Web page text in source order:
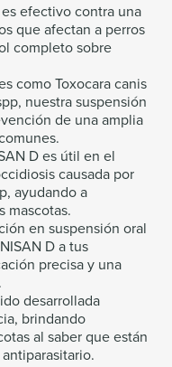
efectivo contra una
que afectan a perros
completo sobre
como Toxocara canis
nuestra suspensión
de una amplia
D es útil en el
causada por
ayudando a
mascotas.
en suspensión oral
D a tus
precisa y una
desarrollada
brindando
al saber que están